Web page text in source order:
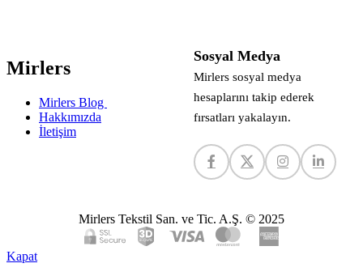
Mirlers
Mirlers Blog
Hakkımızda
İletişim
Sosyal Medya
Mirlers sosyal medya
hesaplarını takip ederek
fırsatları yakalayın.
Mirlers Tekstil San. ve Tic. A.Ş. © 2025
Kapat